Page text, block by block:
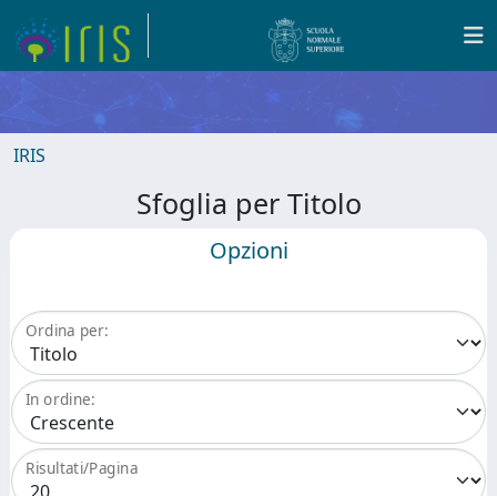
IRIS
Sfoglia per Titolo
Opzioni
Ordina per:
In ordine:
Risultati/Pagina